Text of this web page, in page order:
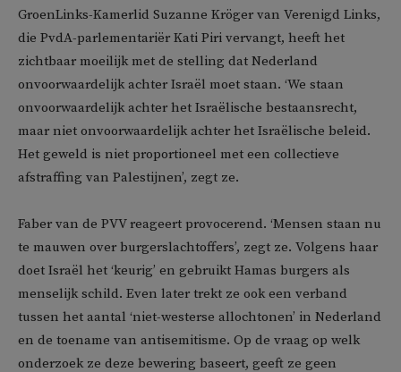
GroenLinks-Kamerlid Suzanne Kröger van Verenigd Links,
die PvdA-parlementariër Kati Piri vervangt, heeft het
zichtbaar moeilijk met de stelling dat Nederland
onvoorwaardelijk achter Israël moet staan. ‘We staan
onvoorwaardelijk achter het Israëlische bestaansrecht,
maar niet onvoorwaardelijk achter het Israëlische beleid.
Het geweld is niet proportioneel met een collectieve
afstraffing van Palestijnen’, zegt ze.
Faber van de PVV reageert provocerend. ‘Mensen staan nu
te mauwen over burgerslachtoffers’, zegt ze. Volgens haar
doet Israël het ‘keurig’ en gebruikt Hamas burgers als
menselijk schild. Even later trekt ze ook een verband
tussen het aantal ‘niet-westerse allochtonen’ in Nederland
en de toename van antisemitisme. Op de vraag op welk
onderzoek ze deze bewering baseert, geeft ze geen